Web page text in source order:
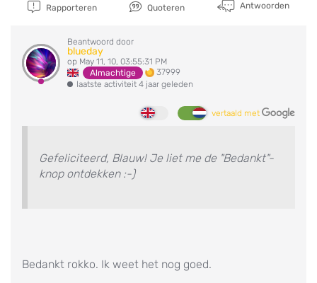
Rapporteren Quoteren Antwoorden
Beantwoord door
blueday
op May 11, 10, 03:55:31 PM
Almachtige
37999
laatste activiteit 4 jaar geleden
vertaald met
Gefeliciteerd, Blauw! Je liet me de "Bedankt"-
knop ontdekken :-)
Bedankt rokko. Ik weet het nog goed.